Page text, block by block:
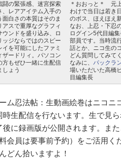
闘の緊張感、迷宮探索
、レアアイテム入手の
面白さの本質はそのま
アスで重厚なグラフィ
ウンドを盛り込み、ロ
ッジならではのスピー
イを可能にしたファミ
ザードリィ。パソコン
方もぜひ一緒に生配信
しょう
＊おおっと＊ 元
わけで当日は若き
のボス、ほえほえ
なお、上忍・下忍
ログイン5代目編
部員です。当時流
話とか、ニコ生の
どん質問してみて
なみに、 パックラ
場いただいた高橋
目編集長
忍法帖：生動画絵巻はニコニ
生配信を行ないます。生で見
に録画版が公開されます。ま
会員は要事前予約）をご活用く
どん拾いますよ！